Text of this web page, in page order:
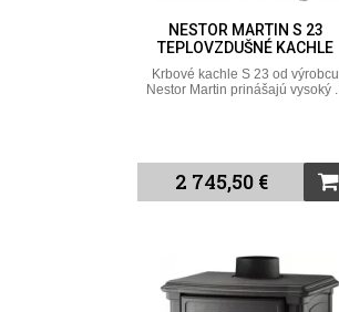
NESTOR MARTIN S 23
TEPLOVZDUŠNÉ KACHLE
Krbové kachle S 23 od výrobcu
Nestor Martin prinášajú vysoký ...
2 745,50 €